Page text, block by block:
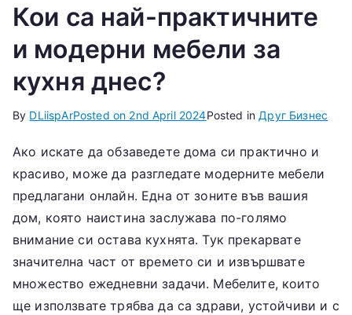
Кои са най-практичните
и модерни мебели за
кухня днес?
By DLiispArPosted on 2nd April 2024Posted in Друг Бизнес
Ако искате да обзаведете дома си практично и
красиво, може да разгледате модерните мебели
предлагани онлайн. Една от зоните във вашия
дом, която наистина заслужава по-голямо
внимание си остава кухнята. Тук прекарвате
значителна част от времето си и извършвате
множество ежедневни задачи. Мебелите, които
ще използвате трябва да са здрави, устойчиви и с